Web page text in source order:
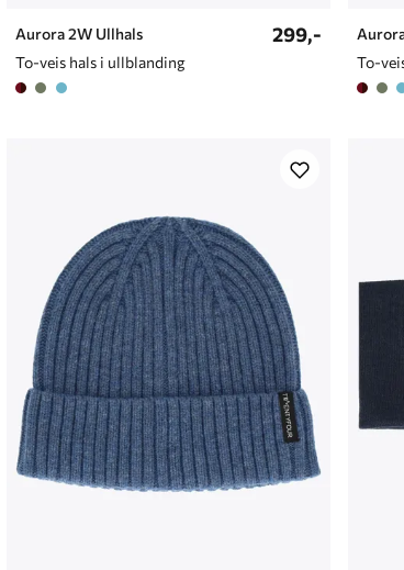
Aurora 2W Ullhals
To-veis hals i ullblanding
299,-
To-